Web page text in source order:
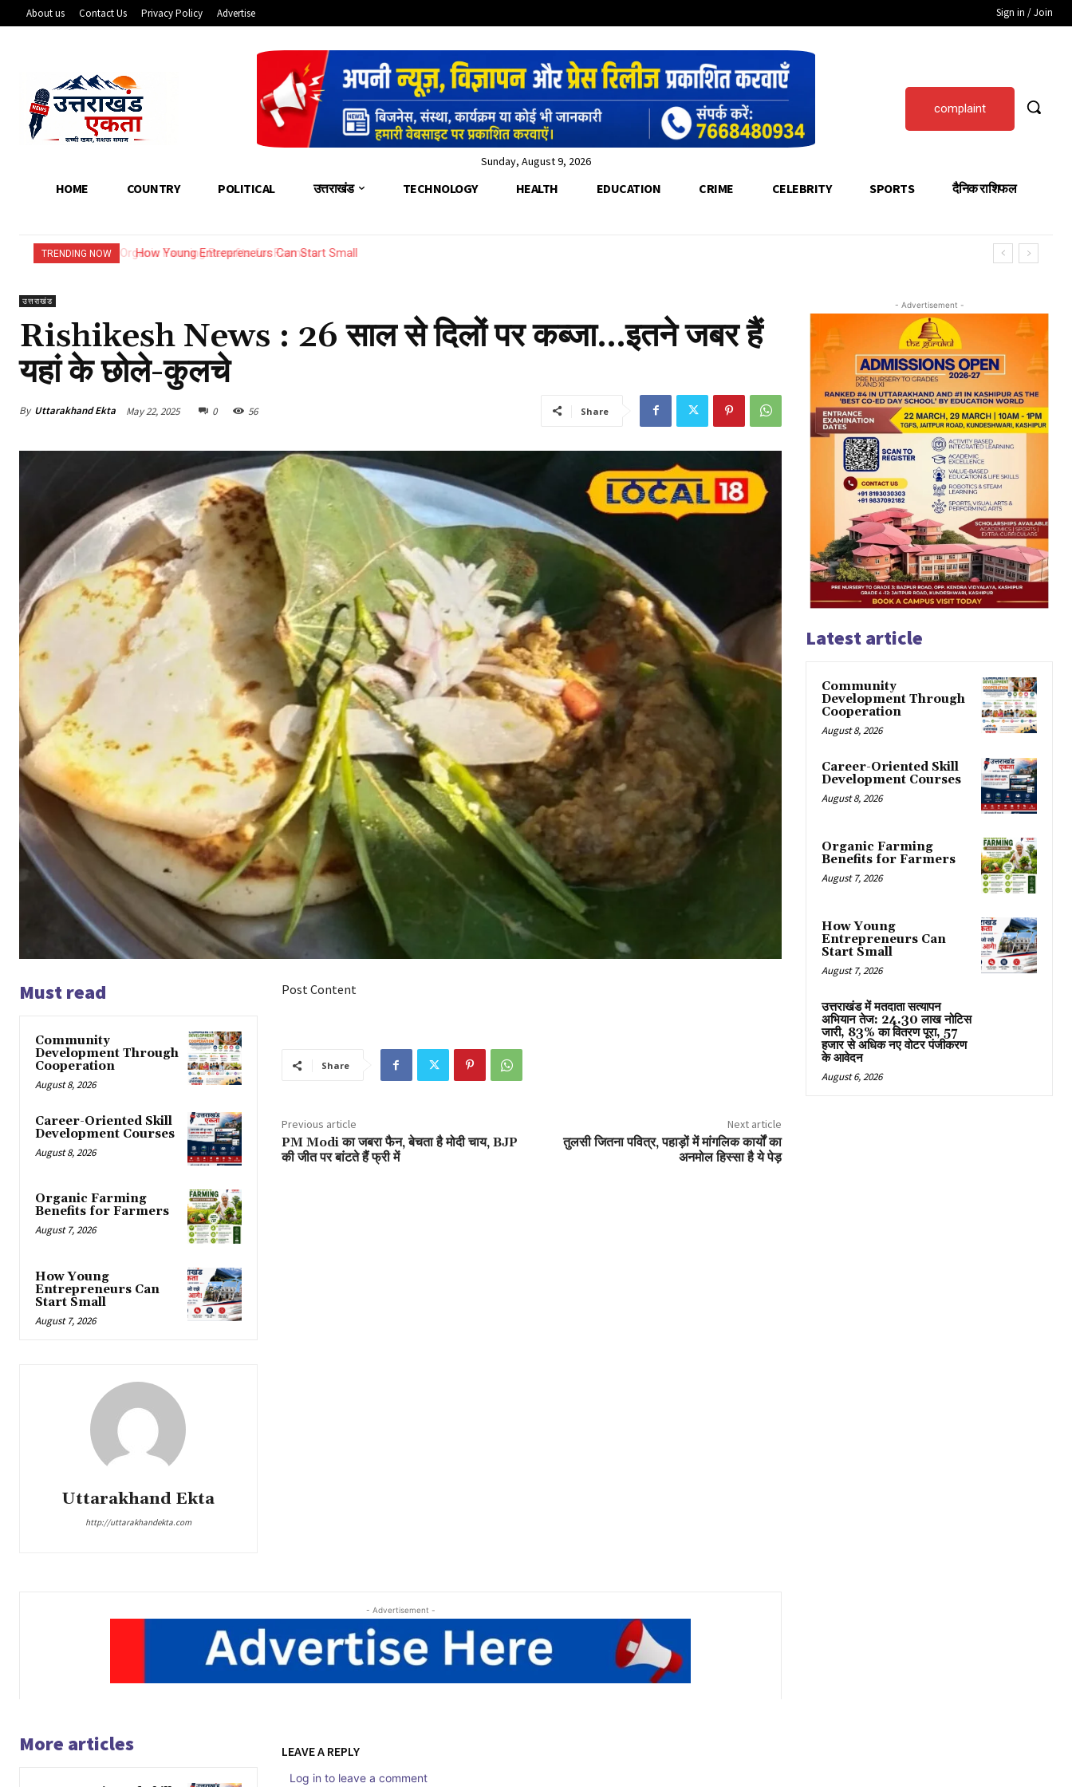
About us Contact Us Privacy Policy Advertise Sign in / Join
Sunday, August 9, 2026
complaint
HOME COUNTRY POLITICAL उत्तराखंड TECHNOLOGY HEALTH EDUCATION CRIME CELEBRITY SPORTS दैनिक राशिफल
TRENDING NOW How Young Entrepreneurs Can Start Small
उत्तराखंड
Rishikesh News : 26 साल से दिलों पर कब्जा…इतने जबर हैं
यहां के छोले-कुलचे
By Uttarakhand Ekta May 22, 2025 0 56 Share
Must read
Community
Development Through
Cooperation
August 8, 2026
Career-Oriented Skill
Development Courses
August 8, 2026
Organic Farming
Benefits for Farmers
August 7, 2026
How Young
Entrepreneurs Can
Start Small
August 7, 2026
Uttarakhand Ekta
http://uttarakhandekta.com
Post Content
Share
Previous article
PM Modi का जबरा फैन, बेचता है मोदी चाय, BJP
की जीत पर बांटते हैं फ्री में
Next article
तुलसी जितना पवित्र, पहाड़ों में मांगलिक कार्यों का
अनमोल हिस्सा है ये पेड़
- Advertisement -
More articles LEAVE A REPLY
Log in to leave a comment
- Advertisement -
Latest article
Community
Development Through
Cooperation
August 8, 2026
Career-Oriented Skill
Development Courses
August 8, 2026
Organic Farming
Benefits for Farmers
August 7, 2026
How Young
Entrepreneurs Can
Start Small
August 7, 2026
उत्तराखंड में मतदाता सत्यापन
अभियान तेज: 24.30 लाख नोटिस
जारी, 83% का वितरण पूरा, 57
हजार से अधिक नए वोटर पंजीकरण
के आवेदन
August 6, 2026